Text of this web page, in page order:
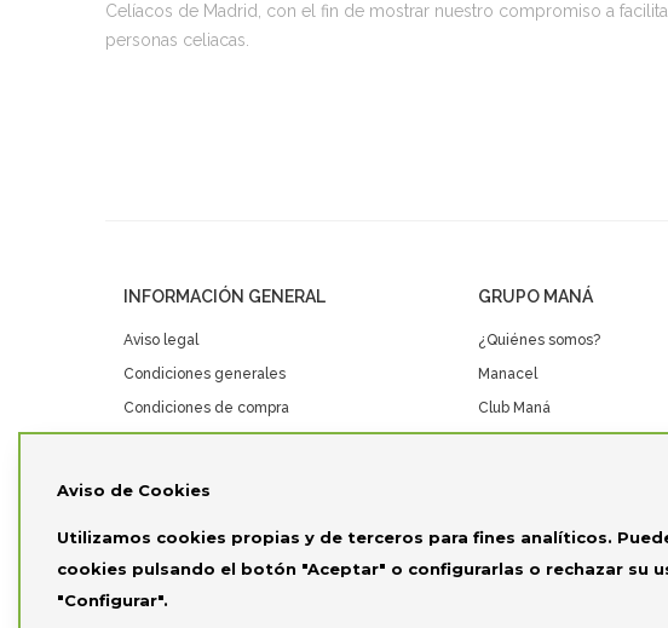
Celíacos de Madrid, con el fin de mostrar nuestro compromiso a
personas celiacas.
INFORMACIÓN GENERAL
Aviso legal
Condiciones generales
Condiciones de compra
GRUPO MANÁ
¿Quiénes somos?
Manacel
Club Maná
Aviso de Cookies
Utilizamos cookies propias y de terceros para fines analíticos.
cookies pulsando el botón "Aceptar" o configurarlas o rechazar su
"Configurar".